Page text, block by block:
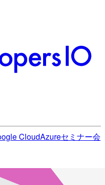
CloudAzureセミナー会